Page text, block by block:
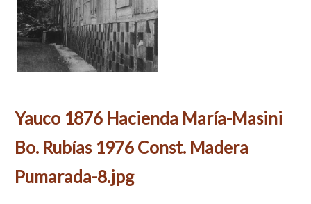
Yauco 1876 Hacienda María-Masini
Bo. Rubías 1976 Const. Madera
Pumarada-8.jpg